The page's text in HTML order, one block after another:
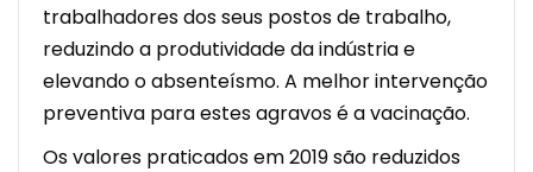
trabalhadores dos seus postos de trabalho,
reduzindo a produtividade da indústria e
elevando o absenteísmo. A melhor intervenção
preventiva para estes agravos é a vacinação.
Os valores praticados em 2019 são reduzidos